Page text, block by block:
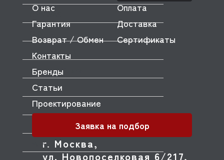
OZTIRYAKILER
P.L. Proff Cuisine
PACKVAC
PACOJET
PARKERг. Москва,
ул. Новопоселковая 6/217,
О нас
Оплата
Гарантия
Доставка
Возврат / Обмен
Сертификаты
Контакты
Бренды
Статьи
Проектирование
Заявка на подбор